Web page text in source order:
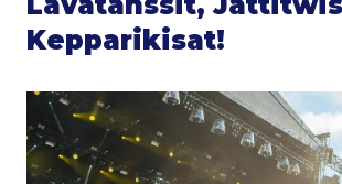
Kepparikisat!